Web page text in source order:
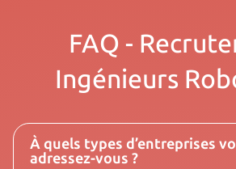
FAQ -
Ingénieurs
À quels types d’entreprises
adressez-vous ?